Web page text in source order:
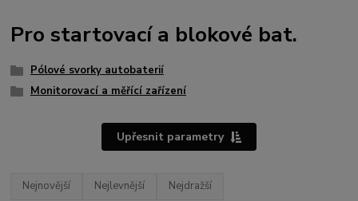
Pro startovací a blokové bat.
Pólové svorky autobaterií
Monitorovací a měřící zařízení
Upřesnit parametry
Nejnovější Nejlevnější Nejdražší